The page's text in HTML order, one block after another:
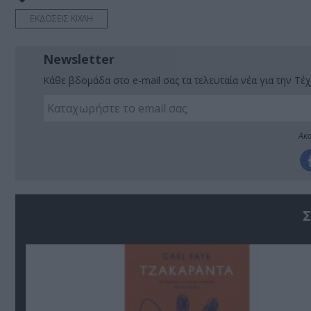
ΕΚΔΟΣΕΙΣ ΚΙΧΛΗ
Newsletter
Κάθε βδομάδα στο e-mail σας τα τελευταία νέα για την